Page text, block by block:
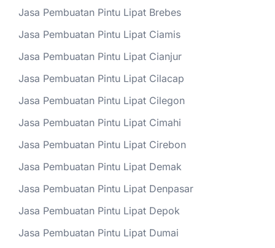
Jasa Pembuatan Pintu Lipat Brebes
Jasa Pembuatan Pintu Lipat Ciamis
Jasa Pembuatan Pintu Lipat Cianjur
Jasa Pembuatan Pintu Lipat Cilacap
Jasa Pembuatan Pintu Lipat Cilegon
Jasa Pembuatan Pintu Lipat Cimahi
Jasa Pembuatan Pintu Lipat Cirebon
Jasa Pembuatan Pintu Lipat Demak
Jasa Pembuatan Pintu Lipat Denpasar
Jasa Pembuatan Pintu Lipat Depok
Jasa Pembuatan Pintu Lipat Dumai